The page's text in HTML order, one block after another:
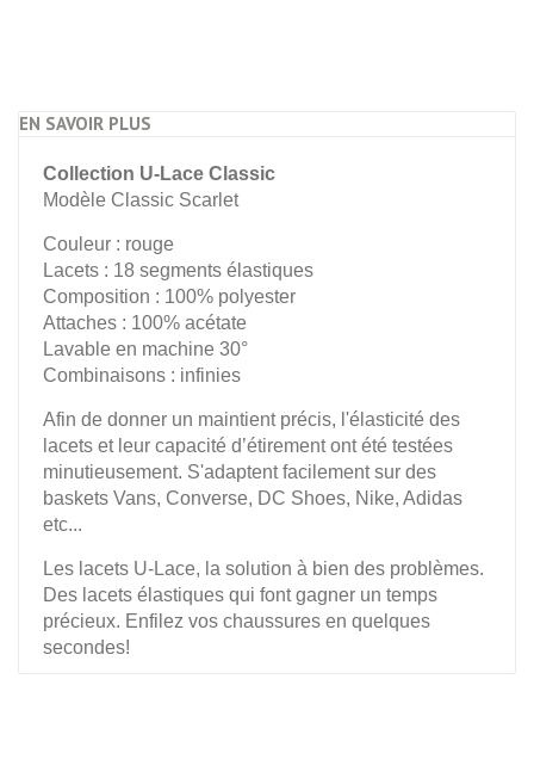
EN SAVOIR PLUS
Collection U-Lace Classic
Modèle Classic Scarlet
Couleur : rouge
Lacets : 18 segments élastiques
Composition : 100% polyester
Attaches : 100% acétate
Lavable en machine 30°
Combinaisons : infinies
Afin de donner un maintient précis, l'élasticité des
lacets et leur capacité d’étirement ont été testées
minutieusement. S'adaptent facilement sur des
baskets Vans, Converse, DC Shoes, Nike, Adidas
etc...
Les lacets U-Lace, la solution à bien des problèmes.
Des lacets élastiques qui font gagner un temps
précieux. Enfilez vos chaussures en quelques
secondes!